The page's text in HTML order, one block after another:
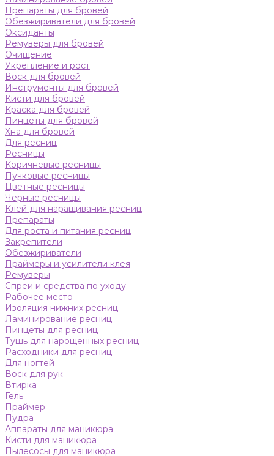
Препараты для бровей
Обезжириватели для бровей
Оксиданты
Ремуверы для бровей
Очищение
Укрепление и рост
Воск для бровей
Инструменты для бровей
Кисти для бровей
Краска для бровей
Пинцеты для бровей
Хна для бровей
Для ресниц
Ресницы
Коричневые ресницы
Пучковые ресницы
Цветные ресницы
Черные ресницы
Клей для наращивания ресниц
Препараты
Для роста и питания ресниц
Закрепители
Обезжириватели
Праймеры и усилители клея
Ремуверы
Спреи и средства по уходу
Рабочее место
Изоляция нижних ресниц
Ламинирование ресниц
Пинцеты для ресниц
Тушь для нарощенных ресниц
Расходники для ресниц
Для ногтей
Воск для рук
Втирка
Гель
Праймер
Пудра
Аппараты для маникюра
Кисти для маникюра
Пылесосы для маникюра